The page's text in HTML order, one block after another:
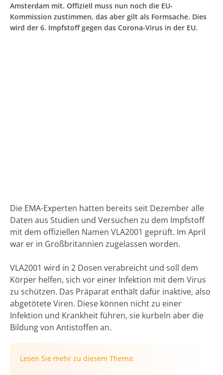
Amsterdam mit. Offiziell muss nun noch die EU-
Kommission zustimmen, das aber gilt als Formsache. Dies
wird der 6. Impfstoff gegen das Corona-Virus in der EU.
Die EMA-Experten hatten bereits seit Dezember alle
Daten aus Studien und Versuchen zu dem Impfstoff
mit dem offiziellen Namen VLA2001 geprüft. Im April
war er in Großbritannien zugelassen worden.
VLA2001 wird in 2 Dosen verabreicht und soll dem
Körper helfen, sich vor einer Infektion mit dem Virus
zu schützen. Das Präparat enthält dafür inaktive, also
abgetötete Viren. Diese können nicht zu einer
Infektion und Krankheit führen, sie kurbeln aber die
Bildung von Antistoffen an.
Lesen Sie mehr zu diesem Thema: